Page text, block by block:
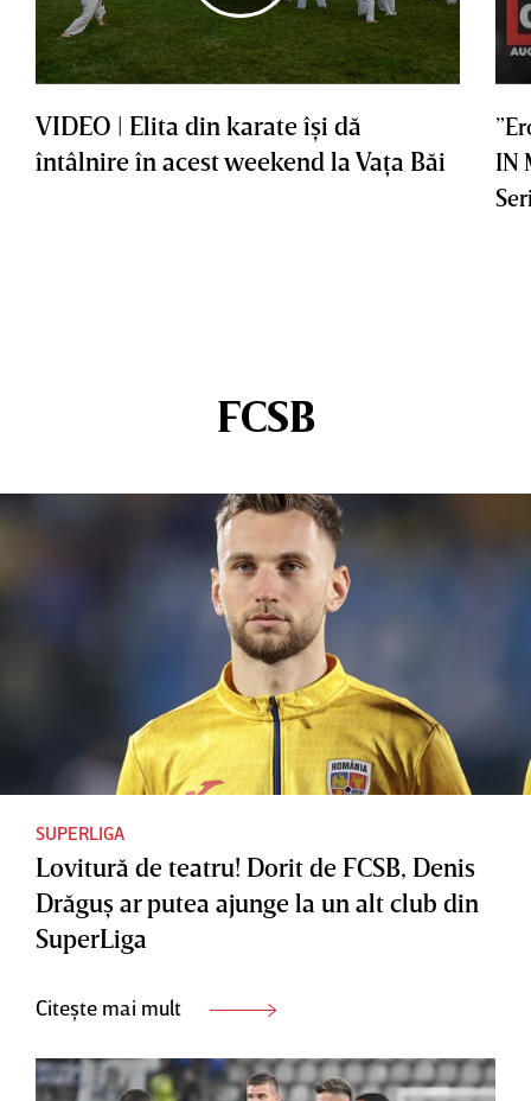
VIDEO | Elita din karate îşi dă
întâlnire în acest weekend la Vaţa Băi
IN
FCSB
SUPERLIGA
Lovitură de teatru! Dorit de FCSB, Denis
Drăguş ar putea ajunge la un alt club din
SuperLiga
Citește mai mult